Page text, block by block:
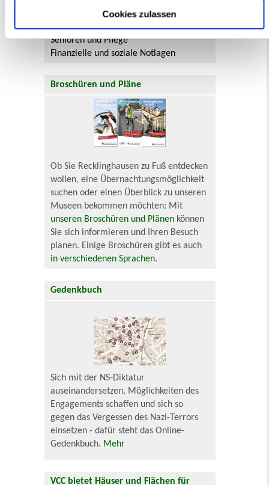
Cookies zulassen
Sterbefall Umzug
Gewerbe
Behinderung
Arbeitslos
Senioren und Pflege
Finanzielle und soziale Notlagen
Broschüren und Pläne
Ob Sie Recklinghausen zu Fuß entdecken
wollen, eine Übernachtungsmöglichkeit
suchen oder einen Überblick zu unseren
Museen bekommen möchten: Mit
unseren Broschüren und Plänen können
Sie sich informieren und Ihren Besuch
planen. Einige Broschüren gibt es auch
in verschiedenen Sprachen.
Gedenkbuch
Sich mit der NS-Diktatur
auseinandersetzen, Möglichkeiten des
Engagements schaffen und sich so
gegen das Vergessen des Nazi-Terrors
einsetzen - dafür steht das Online-
Gedenkbuch. Mehr
VCC bietet Häuser und Flächen für